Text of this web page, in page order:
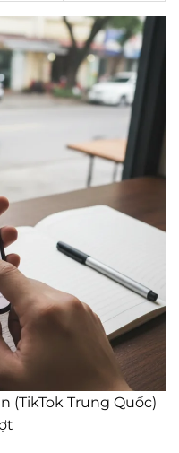
(TikTok Trung Quốc)